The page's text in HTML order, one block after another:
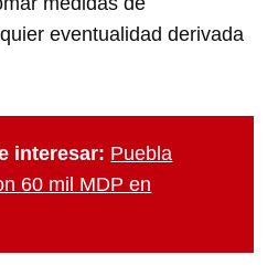
eventualidad derivada
interesar: Puebla
60 mil MDP en